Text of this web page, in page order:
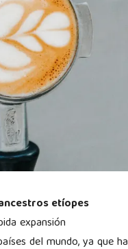
etíopes
expansión
del mundo, ya que ha